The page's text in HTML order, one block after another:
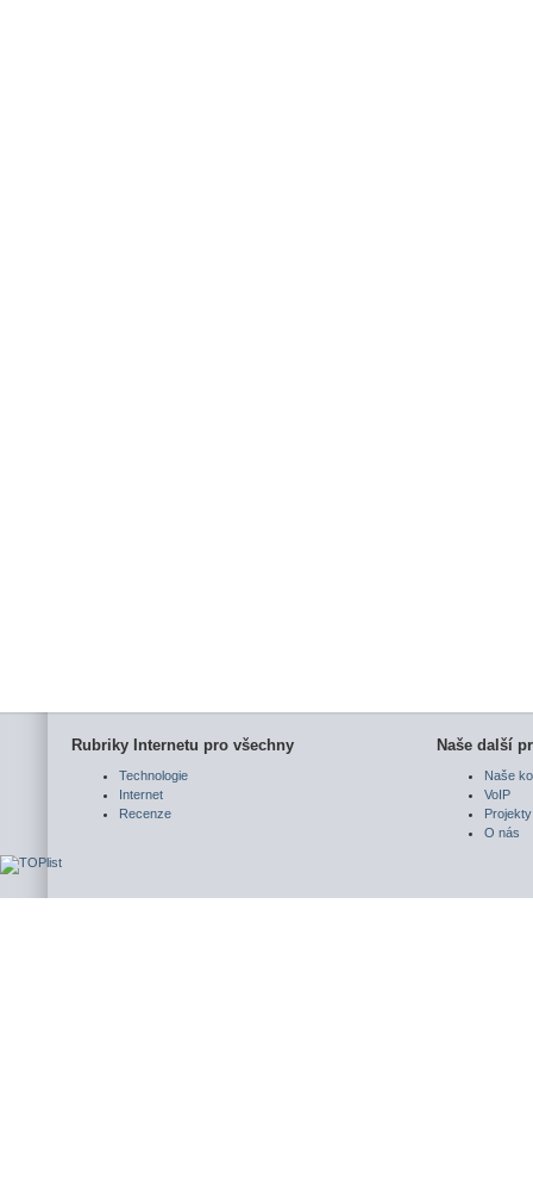
Rubriky Internetu pro všechny
Technologie
Internet
Recenze
Naše další
Naše
VoIP
Projekty
O nás